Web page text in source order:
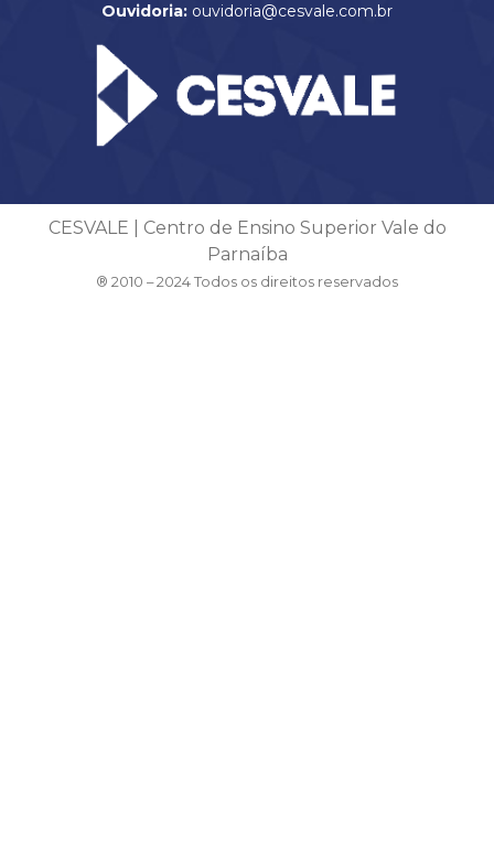
Ouvidoria: ouvidoria@cesvale.com.br
CESVALE | Centro de Ensino Superior Vale do
Parnaíba
® 2010 – 2024 Todos os direitos reservados